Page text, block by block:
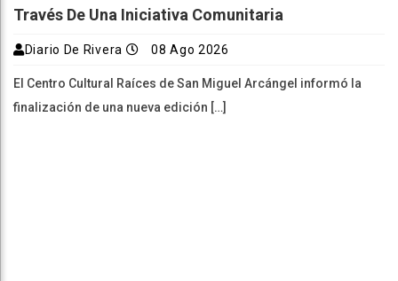
Través De Una Iniciativa Comunitaria
Diario De Rivera 08 Ago 2026
El Centro Cultural Raíces de San Miguel Arcángel informó la
finalización de una nueva edición […]